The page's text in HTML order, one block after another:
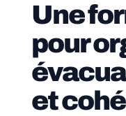
Une
pour
et